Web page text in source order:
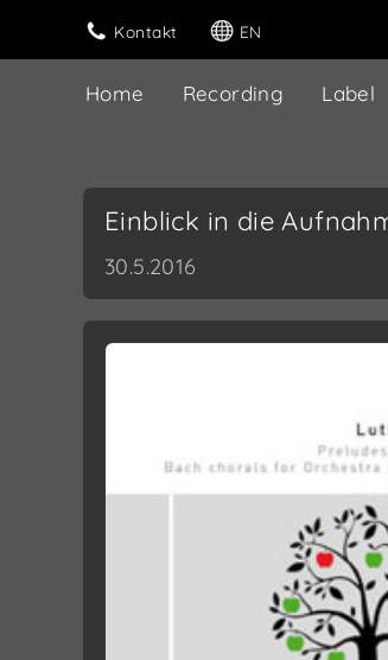
Kontakt EN
Home Recording Label
Einblick in die
30.5.2016